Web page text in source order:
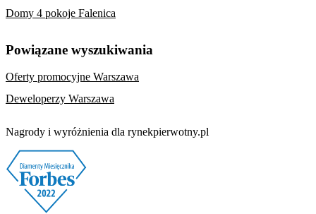
Domy 4 pokoje Falenica
Powiązane wyszukiwania
Oferty promocyjne Warszawa
Deweloperzy Warszawa
Nagrody i wyróżnienia dla rynekpierwotny.pl